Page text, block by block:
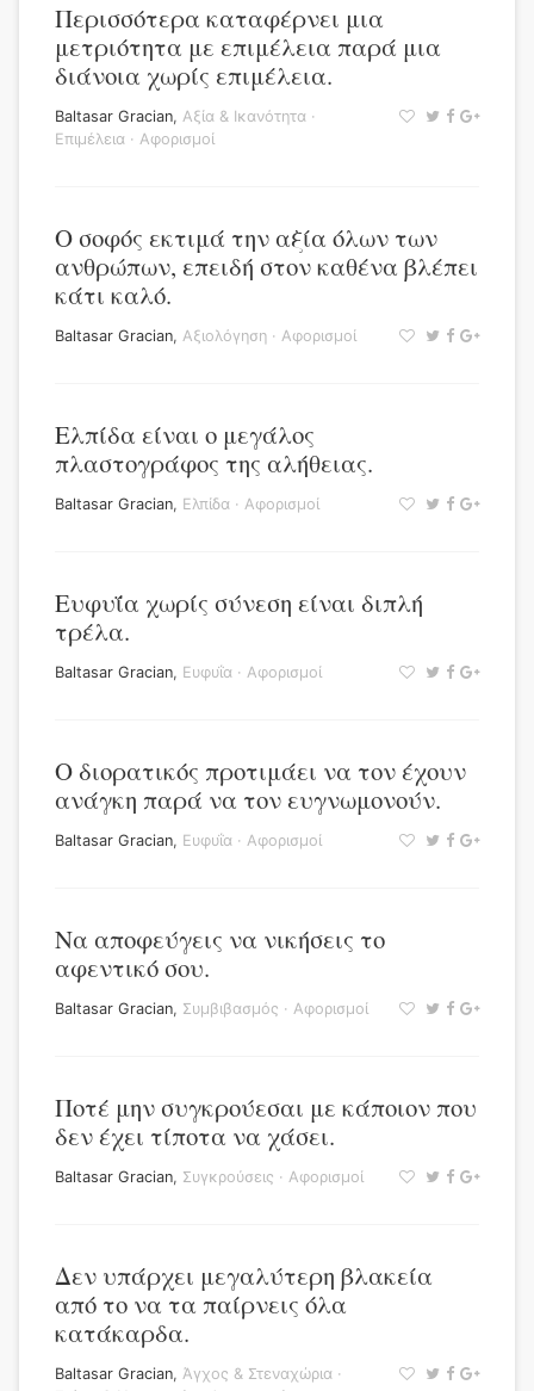
Περισσότερα καταφέρνει μια
μετριότητα με επιμέλεια παρά μια
διάνοια χωρίς επιμέλεια.
Baltasar Gracian, Αξία & Ικανότητα ·
Επιμέλεια · Αφορισμοί
Ο σοφός εκτιμά την αξία όλων των
ανθρώπων, επειδή στον καθένα βλέπει
κάτι καλό.
Baltasar Gracian, Αξιολόγηση · Αφορισμοί
Ελπίδα είναι ο μεγάλος
πλαστογράφος της αλήθειας.
Baltasar Gracian, Ελπίδα · Αφορισμοί
Ευφυΐα χωρίς σύνεση είναι διπλή
τρέλα.
Baltasar Gracian, Ευφυΐα · Αφορισμοί
Ο διορατικός προτιμάει να τον έχουν
ανάγκη παρά να τον ευγνωμονούν.
Baltasar Gracian, Ευφυΐα · Αφορισμοί
Να αποφεύγεις να νικήσεις το
αφεντικό σου.
Baltasar Gracian, Συμβιβασμός · Αφορισμοί
Ποτέ μην συγκρούεσαι με κάποιον που
δεν έχει τίποτα να χάσει.
Baltasar Gracian, Συγκρούσεις · Αφορισμοί
Δεν υπάρχει μεγαλύτερη βλακεία
από το να τα παίρνεις όλα
κατάκαρδα.
Baltasar Gracian, Άγχος & Στεναχώρια ·